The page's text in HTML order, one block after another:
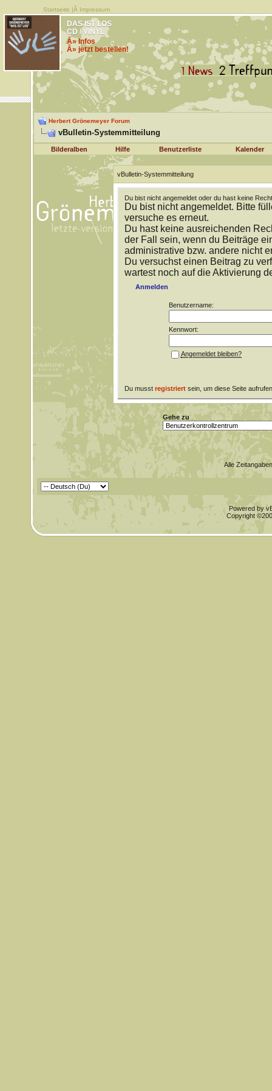
Startseite |Â Impressum
DAS IST LOS
CD / VINYL
Â» Infos
Â» jetzt bestellen!
Herbert Grönemeyer Forum
vBulletin-Systemmitteilung
Bilderalben Hilfe Benutzerliste Kalender
vBulletin-Systemmitteilung
Du bist nicht angemeldet oder du hast keine
Du bist nicht angemeldet. Bitte
versuche es erneut.
Du hast keine ausreichenden
der Fall sein, wenn du Beiträge
administrative bzw. andere nicht
Du versuchst einen Beitrag zu
wartest noch auf die Aktivierung
Anmelden
Benutzername:
Kennwort:
Angemeldet bleiben?
Du musst registriertsein, um diese Seite
Gehe zu
Alle
Powered by
Copyright